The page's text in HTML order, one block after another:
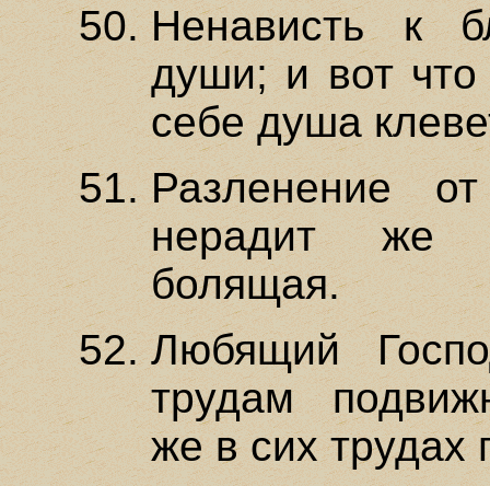
Ненависть к
души; и вот что
себе душа
Разленение
нерадит же
болящая.
Любящий
трудам
же в сих трудах